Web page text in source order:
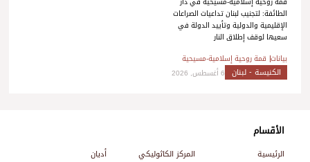
الطائفة: لتجنيب لبنان تداعيات الصراعات
الإقليمية والدولية وتأييد الدولة في
سعيها لوقف إطلاق النار
بيانات قمة روحية إسلامية-مسيحية
الكنيسة - لبنان 6 أغسطس, 2026
الأقسام
الرئيسية المركز الكاثوليكي
أديان